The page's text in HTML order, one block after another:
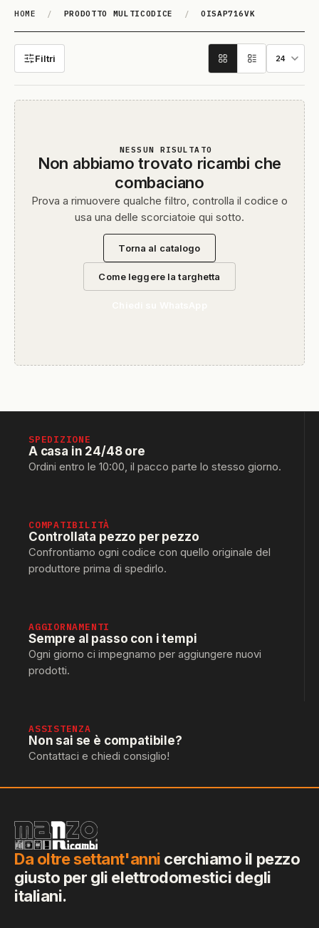
HOME / PRODOTTO MULTICODICE / OISAP716VK
OISAP716VK
Filtri
NESSUN RISULTATO
Non abbiamo trovato ricambi che
combaciano
Prova a rimuovere qualche filtro, controlla il codice o
usa una delle scorciatoie qui sotto.
Torna al catalogo
Come leggere la targhetta
SPEDIZIONE
A casa in 24/48 ore
Ordini entro le 10:00, il pacco parte lo stesso giorno.
COMPATIBILITÀ
Controllata pezzo per pezzo
Confrontiamo ogni codice con quello originale del
produttore prima di spedirlo.
AGGIORNAMENTI
Sempre al passo con i tempi
Ogni giorno ci impegnamo per aggiungere nuovi
prodotti.
ASSISTENZA
Non sai se è compatibile?
Contattaci e chiedi consiglio!
Da oltre settant'anni cerchiamo il pezzo
giusto per gli elettrodomestici degli
italiani.